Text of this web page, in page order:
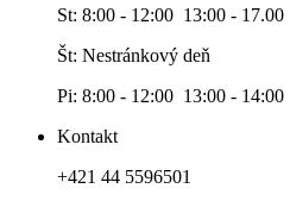
St: 8:00 - 12:00 13:00 - 17.00
Št: Nestránkový deň
Pi: 8:00 - 12:00 13:00 - 14:00
Kontakt
+421 44 5596501